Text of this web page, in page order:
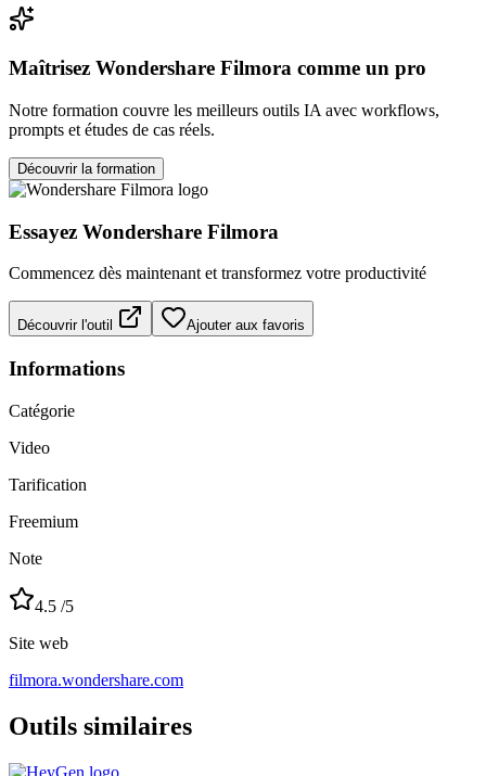
Maîtrisez Wondershare Filmora comme un pro
Notre formation couvre les meilleurs outils IA avec workflows,
prompts et études de cas réels.
Découvrir la formation
Essayez Wondershare Filmora
Commencez dès maintenant et transformez votre productivité
Découvrir l'outil Ajouter aux favoris
Informations
Catégorie
Video
Tarification
Freemium
Note
4.5 /5
Site web
filmora.wondershare.com
Outils similaires